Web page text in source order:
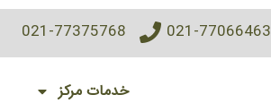
021-77066463
021-77375768
خدمات مرکز